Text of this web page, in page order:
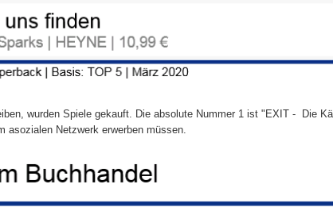
wurden Spiele gekauft. Die absolute Nummer 1 ist "EXIT - Die
asozialen Netzwerk erwerben müssen.